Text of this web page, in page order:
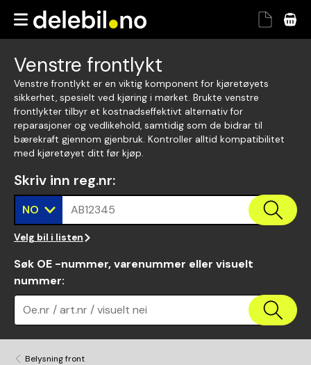
Venstre frontlykt
Venstre frontlykt er en viktig komponent for kjøretøyets
sikkerhet, spesielt ved kjøring i mørket. Brukte venstre
frontlykter tilbyr et kostnadseffektivt alternativ for
reparasjoner og vedlikehold, samtidig som de bidrar til
bærekraft gjennom gjenbruk. Kontroller alltid kompatibilitet
med kjøretøyet ditt før kjøp.
Skriv inn reg.nr:
NO AB12345
Velg bil i listen
Søk OE -nummer, varenummer eller visuelt
nummer:
Oe.nr / art.nr / visuelt nei
Belysning front